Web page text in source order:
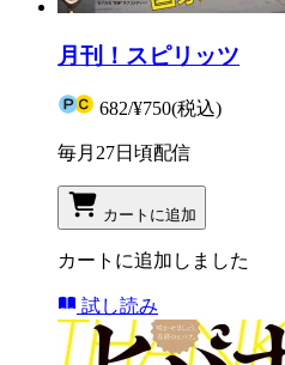
月刊！スピリッツ
682/¥750(税込)
毎月27日頃配信
カートに追加
カートに追加しました
試し読み